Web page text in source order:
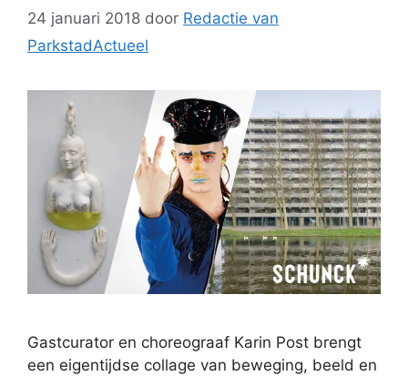
24 januari 2018 door Redactie van
ParkstadActueel
Gastcurator en choreograaf Karin Post brengt
een eigentijdse collage van beweging, beeld en